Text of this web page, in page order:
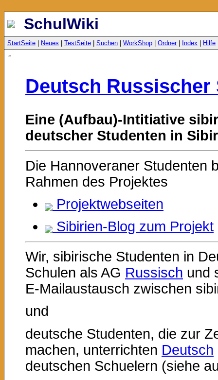
SchulWiki
StartSeite Neues TestSeite Suchen WorkShop Ordner| Index Hilfe
»
Deutsch
Eine (Aufbau)-Intitiative
deutscher Studenten in
Die Hannoveraner Studenten
Rahmen des Projektes
Projektwebseiten
Sibirien-Blog zum Projekt
Wir, sibirische Studenten in
Schulen als AG Russisch und
E-Mailaustausch zwischen
und
deutsche Studenten, die zur
machen, unterrichten Deutsch
deutschen Schuelern (siehe